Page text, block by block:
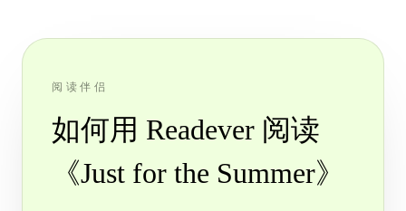
阅读伴侣
如何用 Readever 阅读
《Just for the Summer》